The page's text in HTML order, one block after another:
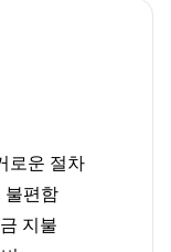
로운 절차
불편함
지불